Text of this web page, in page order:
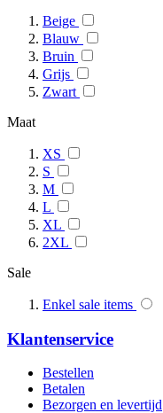
Beige
Blauw
Bruin
Grijs
Zwart
Maat
XS
S
M
L
XL
2XL
Sale
Enkel sale items
Klantenservice
Bestellen
Betalen
Bezorgen en levertijd